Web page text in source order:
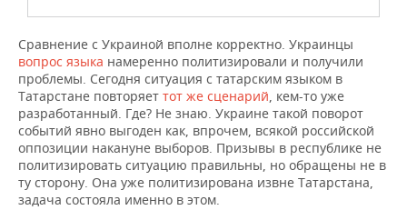
Сравнение с Украиной вполне корректно. Украинцы
вопрос языка намеренно политизировали и получили
проблемы. Сегодня ситуация с татарским языком в
Татарстане повторяет тот же сценарий, кем-то уже
разработанный. Где? Не знаю. Украине такой поворот
событий явно выгоден как, впрочем, всякой российской
оппозиции накануне выборов. Призывы в республике не
политизировать ситуацию правильны, но обращены не в
ту сторону. Она уже политизирована извне Татарстана,
задача состояла именно в этом.